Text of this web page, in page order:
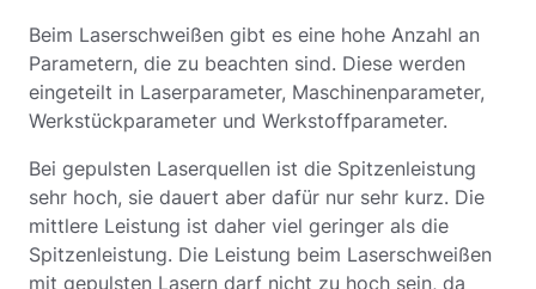
Beim Laserschweißen gibt es eine hohe Anzahl an
Parametern, die zu beachten sind. Diese werden
eingeteilt in Laserparameter, Maschinenparameter,
Werkstückparameter und Werkstoffparameter.
Bei gepulsten Laserquellen ist die Spitzenleistung
sehr hoch, sie dauert aber dafür nur sehr kurz. Die
mittlere Leistung ist daher viel geringer als die
Spitzenleistung. Die Leistung beim Laserschweißen
mit gepulsten Lasern darf nicht zu hoch sein, da